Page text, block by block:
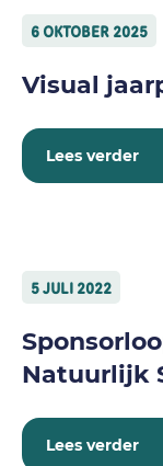
6 OKTOBER 2025
Visual
Lees verder
5 JULI 2022
Natuurlijk
Lees verder